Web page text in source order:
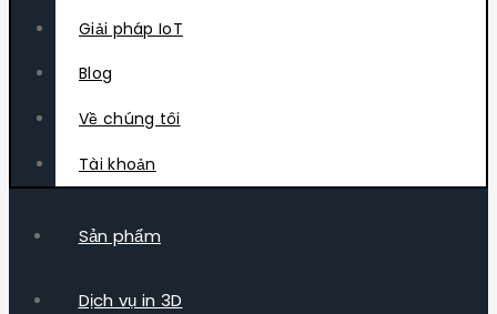
Giải pháp IoT
Blog
Về chúng tôi
Tài khoản
Sản phẩm
Dịch vụ in 3D